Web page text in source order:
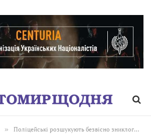
» Поліцейські розшукують безвісно зниклого 36-річного жителя Бердичева!